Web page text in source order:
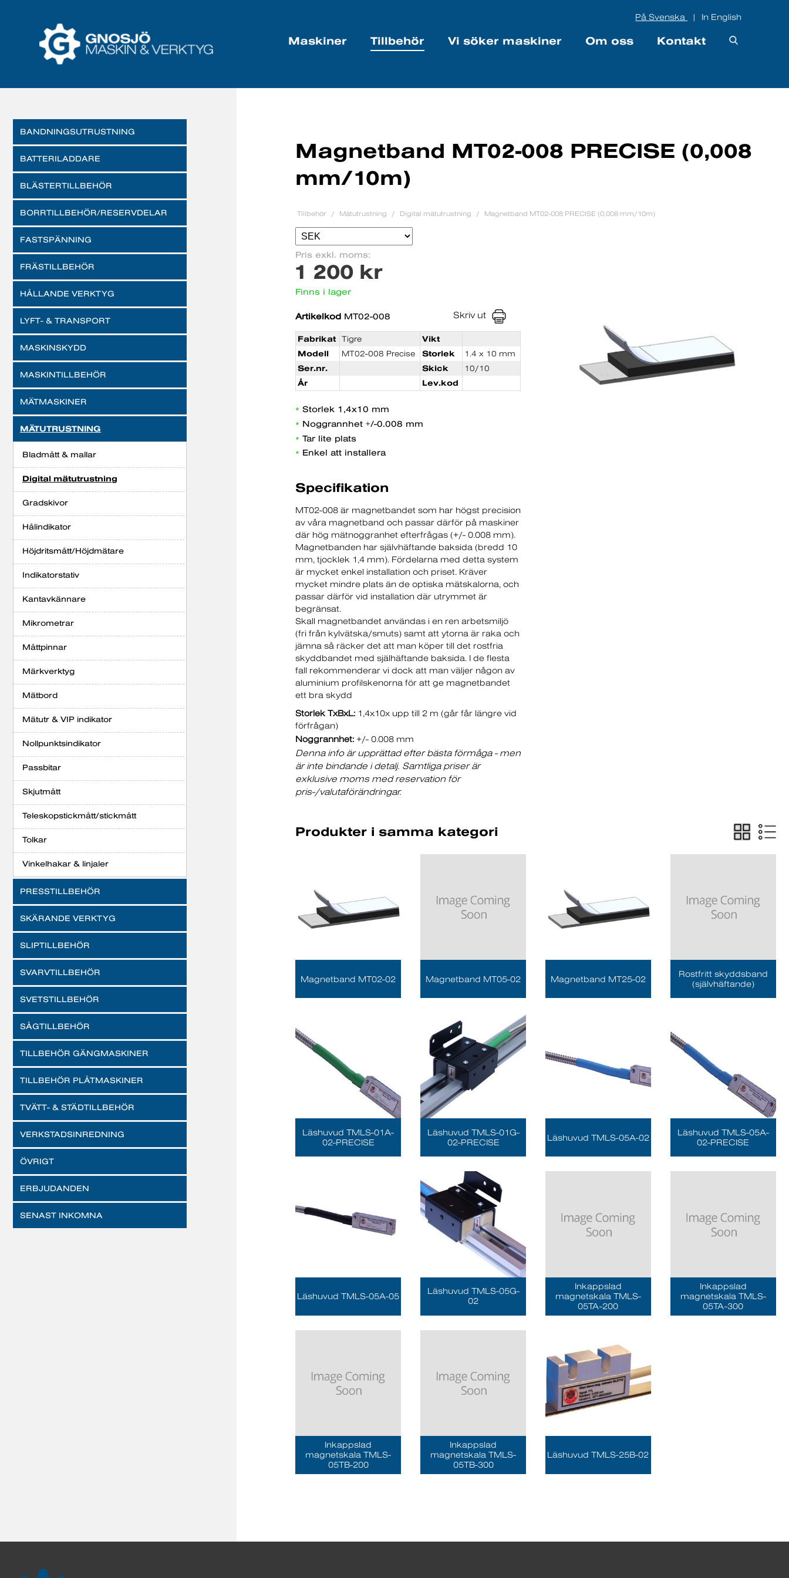
På Svenska In English
Maskiner Tillbehör Vi söker maskiner Om oss Kontakt
BANDNINGSUTRUSTNING
BATTERILADDARE
BLÄSTERTILLBEHÖR
BORRTILLBEHÖR/RESERVDELAR
FASTSPÄNNING
FRÄSTILLBEHÖR
HÅLLANDE VERKTYG
LYFT- & TRANSPORT
MASKINSKYDD
MASKINTILLBEHÖR
MÄTMASKINER
MÄTUTRUSTNING
Bladmått & mallar
Digital mätutrustning
Gradskivor
Hålindikator
Höjdritsmått/Höjdmätare
Indikatorstativ
Kantavkännare
Mikrometrar
Måttpinnar
Märkverktyg
Mätbord
Mätutr & VIP indikator
Nollpunktsindikator
Passbitar
Skjutmått
Teleskopstickmått/stickmått
Tolkar
Vinkelhakar & linjaler
PRESSTILLBEHÖR
SKÄRANDE VERKTYG
SLIPTILLBEHÖR
SVARVTILLBEHÖR
SVETSTILLBEHÖR
SÅGTILLBEHÖR
TILLBEHÖR GÄNGMASKINER
TILLBEHÖR PLÅTMASKINER
TVÄTT- & STÄDTILLBEHÖR
VERKSTADSINREDNING
ÖVRIGT
ERBJUDANDEN
SENAST INKOMNA
Magnetband MT02-008 PRECISE (0,008
mm/10m)
Tillbehör Mätutrustning Digital mätutrustning Magnetband MT02-008 PRECISE (0,008 mm/10m)
Pris exkl. moms:
1 200 kr
Finns i lager
Artikelkod MT02-008 Skriv ut
Fabrikat Tigre
Vikt
Modell
MT02-008 Precise Storlek
1.4 x 10 mm
Ser.nr.
Skick
10/10
År
Lev.kod
* Storlek 1,4x10 mm
* Noggrannhet +/-0.008 mm
* Tar lite plats
* Enkel att installera
Specifikation
MT02-008 är magnetbandet som har högst precision
av våra magnetband och passar därför på maskiner
där hög mätnoggranhet efterfrågas (+/- 0.008 mm).
Magnetbanden har självhäftande baksida (bredd 10
mm, tjocklek 1,4 mm). Fördelarna med detta system
är mycket enkel installation och priset. Kräver
mycket mindre plats än de optiska mätskalorna, och
passar därför vid installation där utrymmet är
begränsat.
Skall magnetbandet användas i en ren arbetsmiljö
(fri från kylvätska/smuts) samt att ytorna är raka och
jämna så räcker det att man köper till det rostfria
skyddbandet med själhäftande baksida. I de flesta
fall rekommenderar vi dock att man väljer någon av
aluminium profilskenorna för att ge magnetbandet
ett bra skydd
Storlek TxBxL: 1,4x10x upp till 2 m (går får längre vid
förfrågan)
Noggrannhet: +/- 0.008 mm
Denna info är upprättad efter bästa förmåga - men
är inte bindande i detalj. Samtliga priser är
exklusive moms med reservation för
pris-/valutaförändringar.
Produkter i samma kategori
Magnetband MT02-02 Magnetband MT05-02 Magnetband MT25-02
Rostfritt skyddsband
(självhäftande)
Läshuvud TMLS-01A-
02-PRECISE
Läshuvud TMLS-01G-
02-PRECISE
Läshuvud TMLS-05A-02
Läshuvud TMLS-05A-
02-PRECISE
Läshuvud TMLS-05A-05
Läshuvud TMLS-05G-
02
Inkappslad
magnetskala TMLS-
05TA-200
Inkappslad
magnetskala TMLS-
05TA-300
Inkappslad
magnetskala TMLS-
05TB-200
Inkappslad
magnetskala TMLS-
05TB-300
Läshuvud TMLS-25B-02